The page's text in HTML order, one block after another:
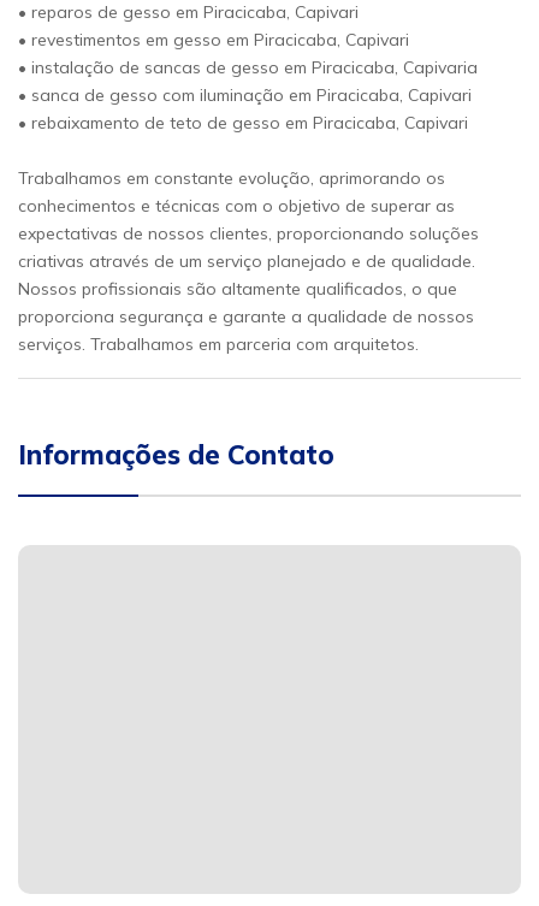
• reparos de gesso em Piracicaba, Capivari
• revestimentos em gesso em Piracicaba, Capivari
• instalação de sancas de gesso em Piracicaba, Capivaria
• sanca de gesso com iluminação em Piracicaba, Capivari
• rebaixamento de teto de gesso em Piracicaba, Capivari
Trabalhamos em constante evolução, aprimorando os
conhecimentos e técnicas com o objetivo de superar as
expectativas de nossos clientes, proporcionando soluções
criativas através de um serviço planejado e de qualidade.
Nossos profissionais são altamente qualificados, o que
proporciona segurança e garante a qualidade de nossos
serviços. Trabalhamos em parceria com arquitetos.
Informações de Contato